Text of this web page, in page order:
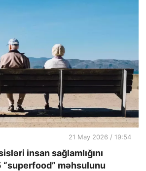
21 May 2026 / 19:54
insan sağlamlığını
məhsulunu